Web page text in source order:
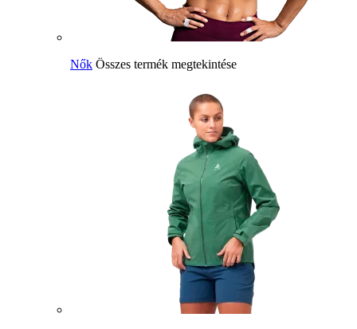
Nők Összes termék megtekintése